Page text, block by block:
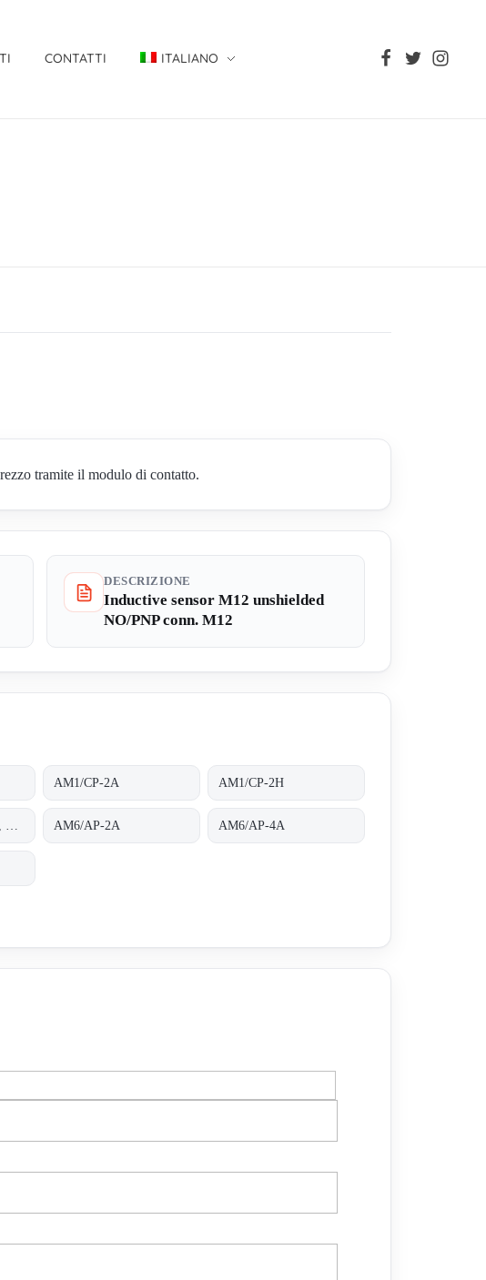
CONTATTI ITALIANO
tramite il modulo di contatto.
DESCRIZIONE
Inductive sensor M12 unshielded
NO/PNP conn. M12
AM1/CP-2A AM1/CP-2H
AM6/AP-2A AM6/AP-4A